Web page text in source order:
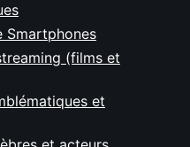
Smartphones
(films et
et